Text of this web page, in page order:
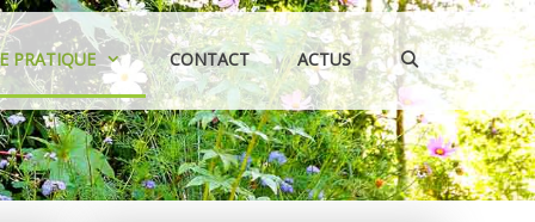
PRATIQUE CONTACT ACTUS